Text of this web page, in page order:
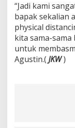
“Jadi kami
bapak sekalian
physical
kita sama-
untuk
Agustin.( JKW)